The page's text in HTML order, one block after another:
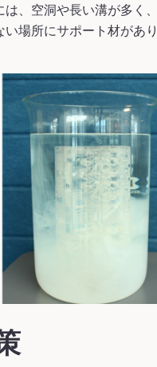
は、空洞や長い溝が多く
い場所にサポート材があり